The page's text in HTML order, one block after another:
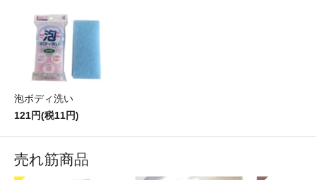
泡ボディ洗い
121円(税11円)
売れ筋商品